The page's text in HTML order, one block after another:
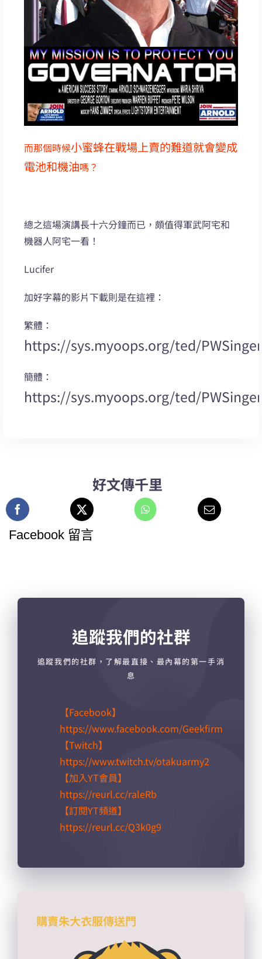
而那個時候小蜜蜂在戰場上賣的難道就會變成
電池和機油嗎？
總之這場演講長十六分鐘而已，頗值得軍武阿宅和
機器人阿宅一看！
Lucifer
加好字幕的影片下載則是在這裡：
繁體：
https://sys.myoops.org/ted/
簡體：
https://sys.myoops.org/ted/
好文傳千里
Facebook 留言
追蹤我們的社群
追蹤我們的社群，了解最直接、最內幕的第一手消
息
【Facebook】
https://www.facebook.com/Geekfirm
【Twitch】
https://www.twitch.tv/otakuarmy2
【加入YT會員】
https://reurl.cc/raleRb​
【訂閱YT頻道】
https://reurl.cc/Q3k0g9​
購賣朱大衣服傳送門